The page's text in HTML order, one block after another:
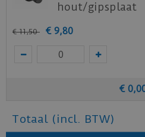
hout/gipsplaat
€ 11,50 € 9,80
€ 0,
Totaal (incl. BTW)